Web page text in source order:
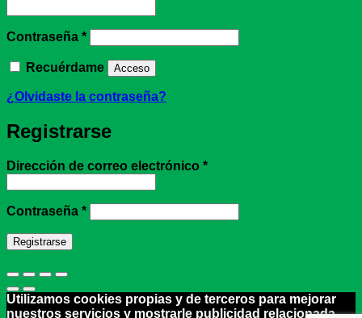
Contraseña *Obligatorio
Recuérdame Acceso
¿Olvidaste la contraseña?
Registrarse
Dirección de correo electrónico *Obligatorio
Contraseña *Obligatorio
Registrarse
Utilizamos cookies propias y de terceros para mejorar
nuestros servicios y mostrarle publicidad relacionada